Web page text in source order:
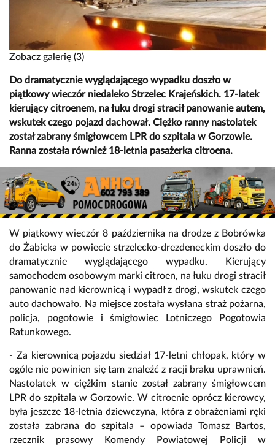
Zobacz galerię (3)
Do dramatycznie wyglądającego wypadku doszło w
piątkowy wieczór niedaleko Strzelec Krajeńskich. 17-latek
kierujący citroenem, na łuku drogi stracił panowanie autem,
wskutek czego pojazd dachował. Ciężko ranny nastolatek
został zabrany śmigłowcem LPR do szpitala w Gorzowie.
Ranna została również 18-letnia pasażerka citroena.
W piątkowy wieczór 8 października na drodze z Bobrówka
do Żabicka w powiecie strzelecko-drezdeneckim doszło do
dramatycznie wyglądającego wypadku. Kierujący
samochodem osobowym marki citroen, na łuku drogi stracił
panowanie nad kierownicą i wypadł z drogi, wskutek czego
auto dachowało. Na miejsce została wysłana straż pożarna,
policja, pogotowie i śmigłowiec Lotniczego Pogotowia
Ratunkowego.
- Za kierownicą pojazdu siedział 17-letni chłopak, który w
ogóle nie powinien się tam znaleźć z racji braku uprawnień.
Nastolatek w ciężkim stanie został zabrany śmigłowcem
LPR do szpitala w Gorzowie. W citroenie oprócz kierowcy,
była jeszcze 18-letnia dziewczyna, która z obrażeniami ręki
została zabrana do szpitala – opowiada Tomasz Bartos,
rzecznik prasowy Komendy Powiatowej Policji w